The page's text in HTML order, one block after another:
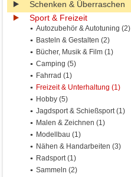
Schenken & Überraschen
Sport & Freizeit
Autozubehör & Autotuning (2)
Basteln & Gestalten (2)
Bücher, Musik & Film (1)
Camping (5)
Fahrrad (1)
Freizeit & Unterhaltung (1)
Hobby (5)
Jagdsport & Schießsport (1)
Malen & Zeichnen (1)
Modellbau (1)
Nähen & Handarbeiten (3)
Radsport (1)
Sammeln (2)